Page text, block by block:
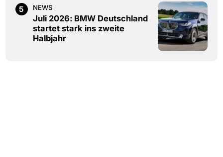
5 NEWS
Juli 2026: BMW Deutschland
startet stark ins zweite
Halbjahr